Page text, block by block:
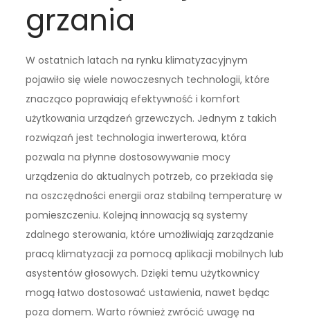
grzania
W ostatnich latach na rynku klimatyzacyjnym
pojawiło się wiele nowoczesnych technologii, które
znacząco poprawiają efektywność i komfort
użytkowania urządzeń grzewczych. Jednym z takich
rozwiązań jest technologia inwerterowa, która
pozwala na płynne dostosowywanie mocy
urządzenia do aktualnych potrzeb, co przekłada się
na oszczędności energii oraz stabilną temperaturę w
pomieszczeniu. Kolejną innowacją są systemy
zdalnego sterowania, które umożliwiają zarządzanie
pracą klimatyzacji za pomocą aplikacji mobilnych lub
asystentów głosowych. Dzięki temu użytkownicy
mogą łatwo dostosować ustawienia, nawet będąc
poza domem. Warto również zwrócić uwagę na